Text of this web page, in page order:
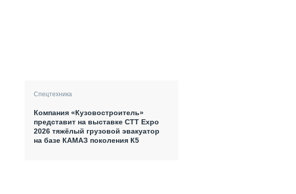
Спецтехника
Компания «Кузовостроитель»
представит на выставке CTT Expo
2026 тяжёлый грузовой эвакуатор
на базе КАМАЗ поколения К5